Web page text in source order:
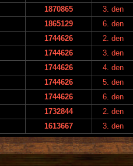
1870865
3. den
1865129
6. den
1744626
2. den
1744626
3. den
1744626
4. den
1744626
5. den
1744626
6. den
1732844
2. den
1613667 3. den